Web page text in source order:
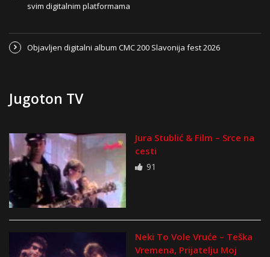
svim digitalnim platformama
Objavljen digitalni album CMC 200 Slavonija fest 2026
Jugoton TV
Jura Stublić & Film – Srce na
cesti
91
Neki To Vole Vruće – Teška
Vremena, Prijatelju Moj